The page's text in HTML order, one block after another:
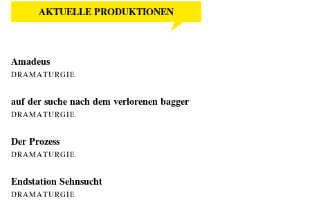
AKTUELLE PRODUKTIONEN
Amadeus
DRAMATURGIE
auf der suche nach dem verlorenen bagger
DRAMATURGIE
Der Prozess
DRAMATURGIE
Endstation Sehnsucht
DRAMATURGIE